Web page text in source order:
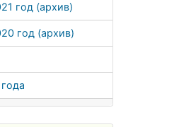
год (архив)
год (архив)